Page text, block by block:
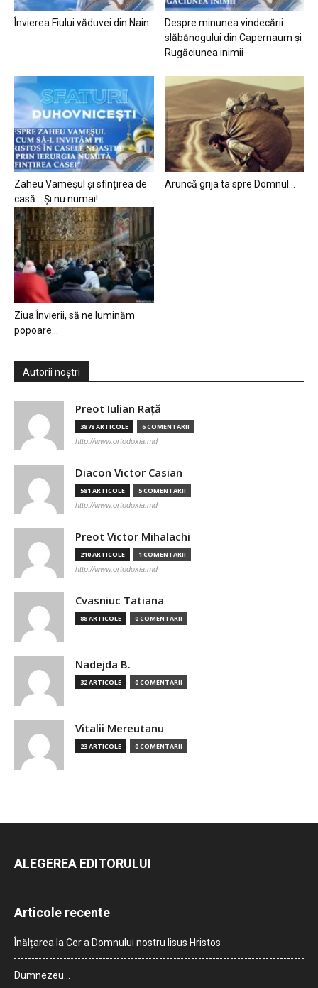
Învierea Fiului văduvei din Nain
Despre minunea vindecării
slăbănogului din Capernaum și
Rugăciunea inimii
Zaheu Vameșul și sfințirea de
casă… Și nu numai!
Aruncă grija ta spre Domnul…
Ziua Învierii, să ne luminăm
popoare…
Autorii noștri
Preot Iulian Raţă
3878 ARTICOLE 6 COMENTARII
http://www.ortodoxia.md
Diacon Victor Casian
581 ARTICOLE 5 COMENTARII
http://www.ortodoxia.md
Preot Victor Mihalachi
210 ARTICOLE 1 COMENTARII
http://www.ortodoxia.md
Cvasniuc Tatiana
88 ARTICOLE 0 COMENTARII
Nadejda B.
32 ARTICOLE 0 COMENTARII
Vitalii Mereutanu
23 ARTICOLE 0 COMENTARII
ALEGEREA EDITORULUI
Articole recente
Înălțarea la Cer a Domnului nostru Iisus Hristos
Dumnezeu…